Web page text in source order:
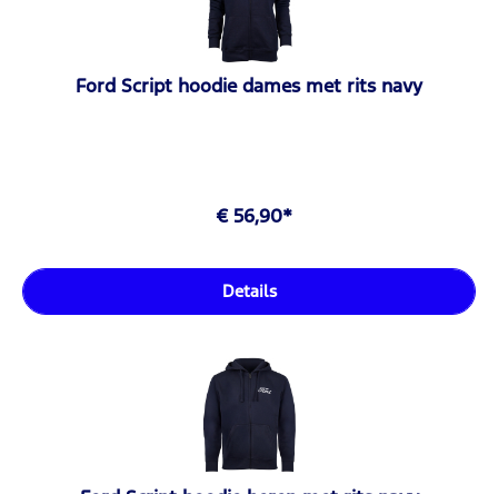
Ford Script hoodie dames met rits navy
€ 56,90*
Details